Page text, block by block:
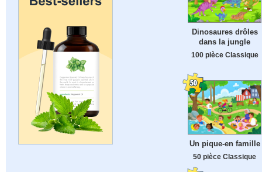
Dinosaures drôles
dans la jungle
100 pièce Classique
Un pique-en famille
50 pièce Classique